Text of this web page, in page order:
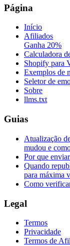
Página
Início
Afiliados
Ganha 20%
Calculadora
Shopify para
Exemplos de
Seletor de
Sobre
llms.txt
Guias
Atualização
mudou e
Por que
Quando
para máxima
Como
Legal
Termos
Privacidade
Termos de